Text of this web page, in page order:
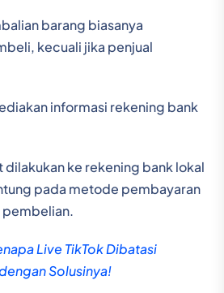
barang biasanya
kecuali jika penjual
informasi rekening bank
ke rekening bank lokal
pada metode pembayaran
pembelian.
Live TikTok Dibatasi
Solusinya!